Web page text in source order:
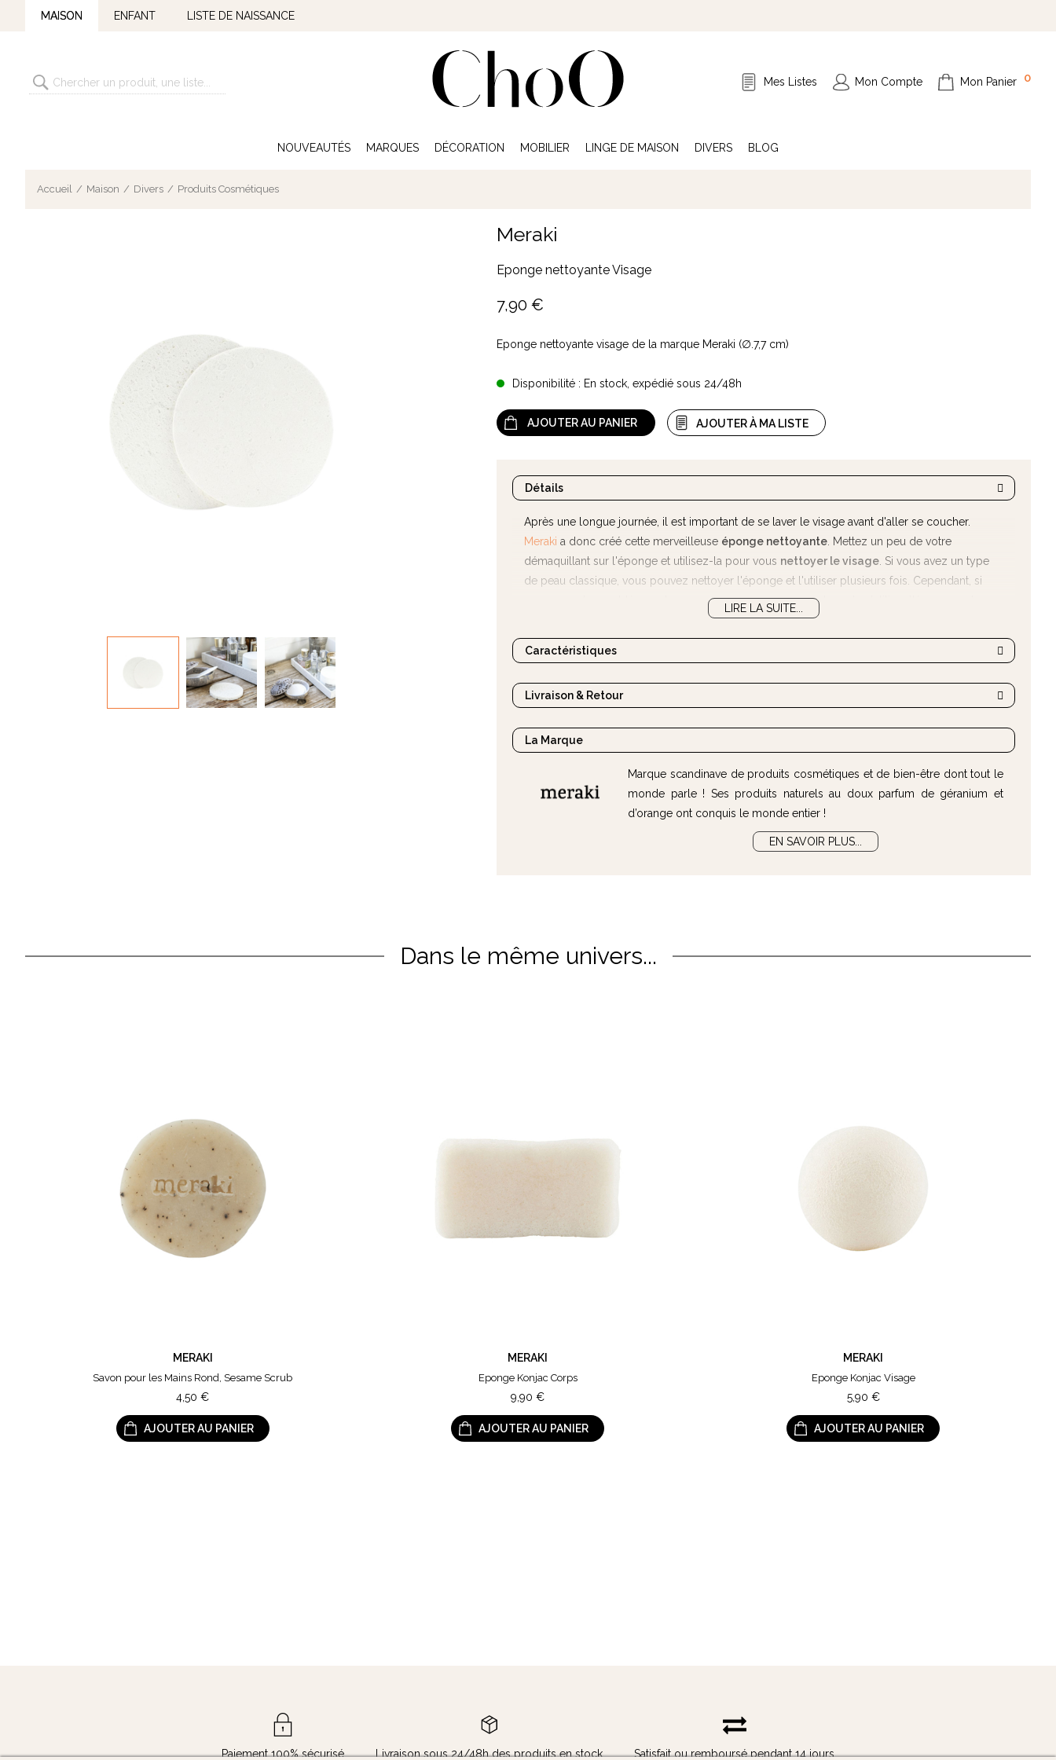
MAISON ENFANT LISTE DE NAISSANCE
Mes Listes Mon Compte Mon Panier 0
NOUVEAUTÉS MARQUES DÉCORATION MOBILIER LINGE DE MAISON DIVERS BLOG
Accueil Maison Divers Produits Cosmétiques
Meraki
Eponge nettoyante Visage
7,90 €
Eponge nettoyante visage de la marque Meraki (∅.7,7 cm)
Disponibilité : En stock, expédié sous 24/48h
AJOUTER AU PANIER AJOUTER À MA LISTE
Détails
Après une longue journée, il est important de se laver le visage avant d'aller se coucher.
Meraki a donc créé cette merveilleuse éponge nettoyante . Mettez un peu de votre
démaquillant sur l'éponge et utilisez-la pour vous nettoyer le visage . Si vous avez un type
de peau classique, vous pouvez nettoyer l'éponge et l'utiliser plusieurs fois. Cependant, si
vous avez des problèmes de peau, nous vous recommandons de n'utiliser l'éponge qu'une
LIRE LA SUITE...
Caractéristiques
Livraison & Retour
La Marque
Marque scandinave de produits cosmétiques et de bien-être dont tout le
monde parle ! Ses produits naturels au doux parfum de géranium et
d’orange ont conquis le monde entier !
EN SAVOIR PLUS...
Dans le même univers...
MERAKI
Savon pour les Mains Rond, Sesame Scrub
4,50 €
AJOUTER AU PANIER
MERAKI
Eponge Konjac Corps
9,90 €
AJOUTER AU PANIER
MERAKI
Eponge Konjac Visage
5,90 €
AJOUTER AU PANIER
Paiement 100% sécurisé Livraison sous 24/48h des produits en stock Satisfait ou remboursé pendant 14 jours